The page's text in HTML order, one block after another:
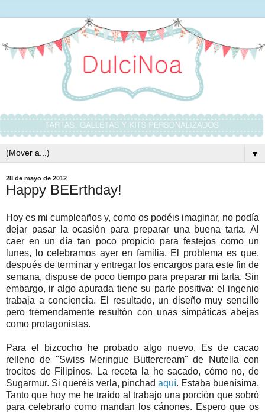
▼
28 de mayo de 2012
Happy BEErthday!
Hoy es mi cumpleaños y, como os podéis imaginar, no podía
dejar pasar la ocasión para preparar una buena tarta. Al
caer en un día tan poco propicio para festejos como un
lunes, lo celebramos ayer en familia. El problema es que,
después de terminar y entregar los encargos para este fin de
semana, dispuse de poco tiempo para preparar mi tarta. Sin
embargo, ir algo apurada tiene su parte positiva: el ingenio
trabaja a conciencia. El resultado, un diseño muy sencillo
pero tremendamente resultón con unas simpáticas abejas
como protagonistas.
Para el bizcocho he probado algo nuevo. Es de cacao
relleno de "Swiss Meringue Buttercream" de Nutella con
trocitos de Filipinos. La receta la he sacado, cómo no, de
Sugarmur. Si queréis verla, pinchad aquí. Estaba buenísima.
Tanto que hoy me he traído al trabajo una porción que sobró
para celebrarlo como mandan los cánones. Espero que os